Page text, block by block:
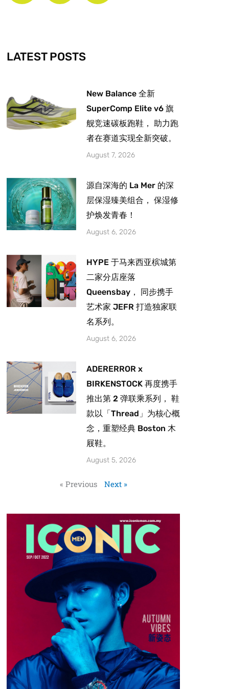
-
f
m
LATEST POSTS
New Balance 全新
SuperComp Elite v6 旗
舰竞速碳板跑鞋， 助力跑
者在赛道实现全新突破。
August 7, 2026
源自深海的 La Mer 的深
层保湿臻美组合， 保湿修
护焕发青春！
August 6, 2026
HYPE 于马来西亚槟城第
二家分店座落
Queensbay， 同步携手
艺术家 JEFR 打造独家联
名系列。
August 6, 2026
ADERERROR x
BIRKENSTOCK 再度携手
推出第 2 弹联乘系列， 鞋
款以「Thread」为核心概
念，重塑经典 Boston 木
屐鞋。
August 5, 2026
« Previous Next »